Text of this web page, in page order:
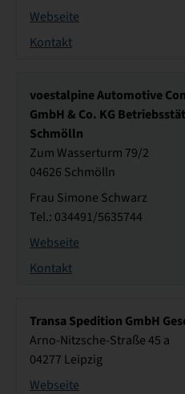
Webseite
Kontakt
voestalpine Automotive
GmbH & Co. KG
Schmölln
Zum Wasserturm 79/2
04626 Schmölln
Frau Simone Schwarz
Tel.: 034491/5635744
Webseite
Kontakt
Transa Spedition GmbH
Arno-Nitzsche-Straße 45 a
04277 Leipzig
Webseite